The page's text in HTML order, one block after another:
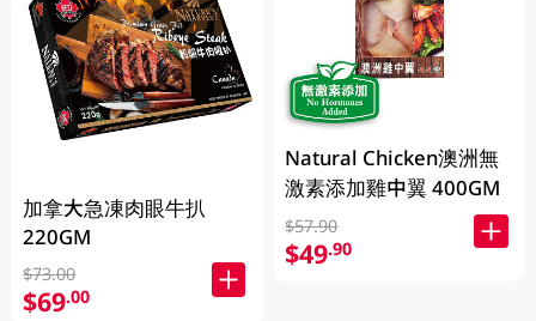
加拿大急凍肉眼牛扒
220GM
$73.00
$69.00
Natural Chicken澳洲無
激素添加雞中翼 400GM
$57.90
$49.90